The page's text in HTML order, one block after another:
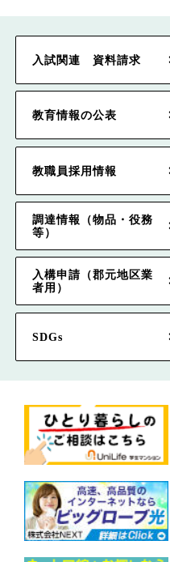
入試関連 資料請求
教育情報の公表
教職員採用情報
調達情報（物品・役務
等）
入構申請（郡元地区業
者用）
SDGs